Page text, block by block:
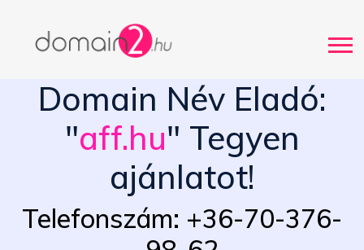
Domain Név Eladó:
"aff.hu" Tegyen
ajánlatot!
Telefonszám: +36-70-376-